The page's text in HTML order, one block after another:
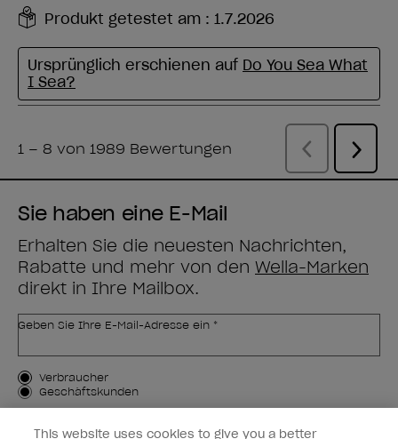
Sie haben eine E-Mail
Erhalten Sie die neuesten Nachrichten,
Rabatte und mehr von den Wella-Marken
direkt in Ihre Mailbox.
Geben Sie Ihre E-Mail-Adresse ein *
Kundenart
Verbraucher
Geschäftskunden
MICH ANMELDEN
This website uses cookies to give you a better